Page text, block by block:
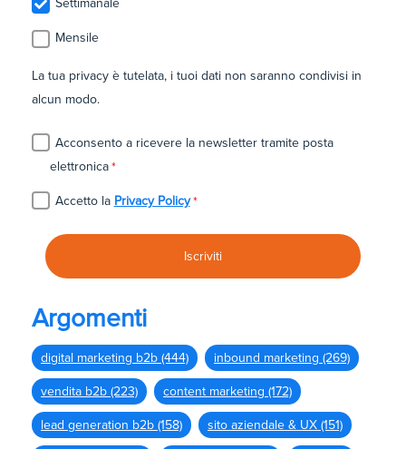
Settimanale
Mensile
La tua privacy è tutelata, i tuoi dati non saranno condivisi in
alcun modo.
Acconsento a ricevere la newsletter tramite posta
elettronica*
Accetto la Privacy Policy *
Argomenti
digital marketing b2b (444) inbound marketing (269)
vendita b2b (223) content marketing (172)
lead generation b2b (158) sito aziendale & UX (151)